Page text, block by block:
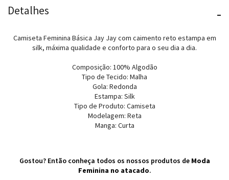
Detalhes -
Camiseta Feminina Básica Jay Jay com caimento reto estampa em
silk, máxima qualidade e conforto para o seu dia a dia.
Composição: 100% Algodão
Tipo de Tecido: Malha
Gola: Redonda
Estampa: Silk
Tipo de Produto: Camiseta
Modelagem: Reta
Manga: Curta
Gostou? Então conheça todos os nossos produtos de Moda
Feminina no atacado.